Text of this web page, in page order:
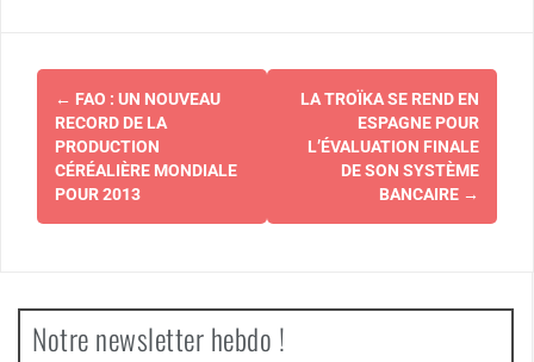
Navigation
d'article
← FAO : UN NOUVEAU
RECORD DE LA
PRODUCTION
CÉRÉALIÈRE MONDIALE
POUR 2013
LA TROÏKA SE REND EN
ESPAGNE POUR
L’ÉVALUATION FINALE
DE SON SYSTÈME
BANCAIRE →
Notre newsletter hebdo !